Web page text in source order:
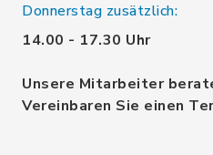
Donnerstag zusätzlich:
14.00 - 17.30 Uhr
Unsere Mitarbeiter
Vereinbaren Sie einen